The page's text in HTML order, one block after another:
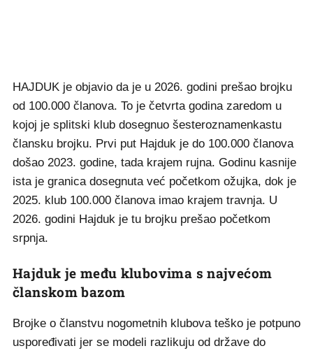
HAJDUK je objavio da je u 2026. godini prešao brojku
od 100.000 članova. To je četvrta godina zaredom u
kojoj je splitski klub dosegnuo šesteroznamenkastu
člansku brojku. Prvi put Hajduk je do 100.000 članova
došao 2023. godine, tada krajem rujna. Godinu kasnije
ista je granica dosegnuta već početkom ožujka, dok je
2025. klub 100.000 članova imao krajem travnja. U
2026. godini Hajduk je tu brojku prešao početkom
srpnja.
Hajduk je među klubovima s najvećom
članskom bazom
Brojke o članstvu nogometnih klubova teško je potpuno
uspoređivati jer se modeli razlikuju od države do